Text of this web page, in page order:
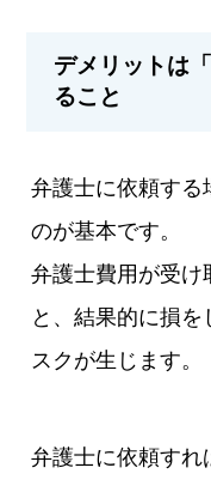
デメリットは
ること
弁護士に依頼する
のが基本です。
弁護士費用が受け
と、結果的に損を
スクが生じます。
弁護士に依頼すれ